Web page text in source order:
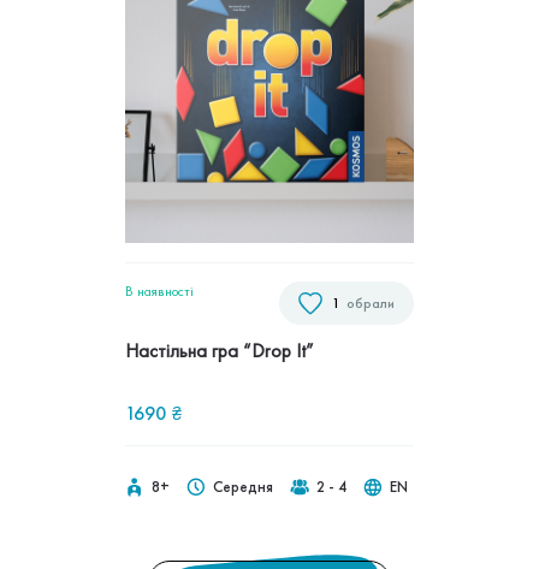
обрали
1
В наявностi
Настільна гра “Drop It”
1690 ₴
8+ Середня 2 - 4 EN